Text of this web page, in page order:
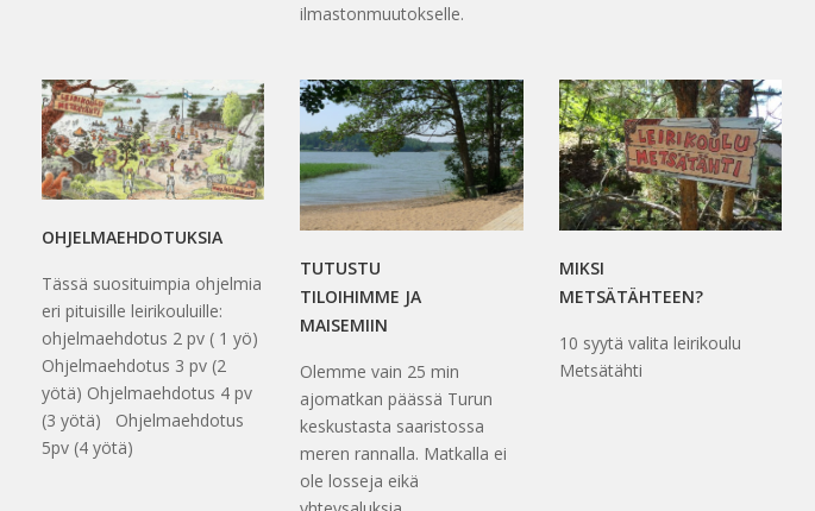
ilmastonmuutokselle.
OHJELMAEHDOTUKSIA
Tässä suosituimpia ohjelmia
eri pituisille leirikouluille:
ohjelmaehdotus 2 pv ( 1 yö)
Ohjelmaehdotus 3 pv (2
yötä) Ohjelmaehdotus 4 pv
(3 yötä) Ohjelmaehdotus
5pv (4 yötä)
TUTUSTU
TILOIHIMME JA
MAISEMIIN
Olemme vain 25 min
ajomatkan päässä Turun
keskustasta saaristossa
meren rannalla. Matkalla ei
ole losseja eikä
MIKSI
METSÄTÄHTEEN?
10 syytä valita leirikoulu
Metsätähti